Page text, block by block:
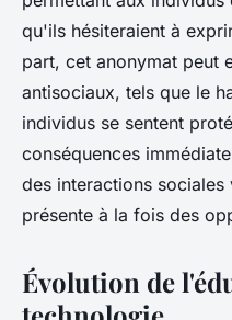
qu'ils hésiteraient à
part, cet anonymat peut
antisociaux, tels que le
individus se sentent
conséquences
des interactions sociales
présente à la fois des
Évolution de